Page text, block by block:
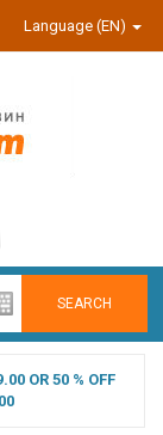
Language (EN)
SEARCH
OR 50 % OFF